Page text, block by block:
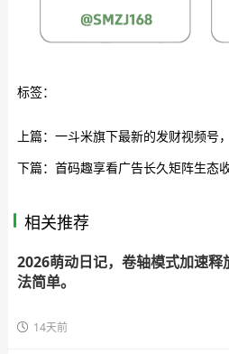
标签：
上篇： 一斗米旗下最新的发财视频号
下篇： 首码趣享看广告长久矩阵生态
相关推荐
2026萌动日记，卷轴模式加速
法简单。
14天前